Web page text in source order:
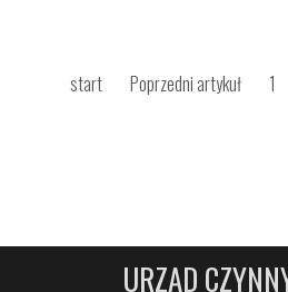
start Poprzedni artykuł 1
URZĄD